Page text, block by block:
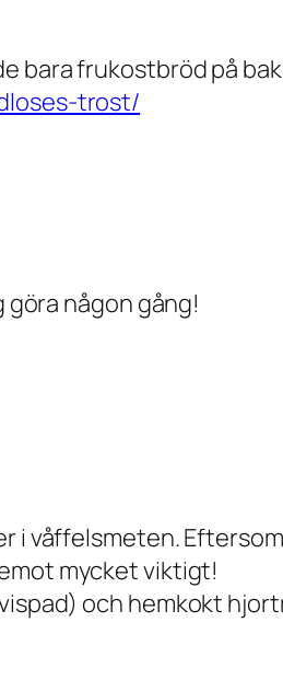
bara frukostbröd på
trost/
någon gång!
våffelsmeten.
mycket viktigt!
och hemkokt